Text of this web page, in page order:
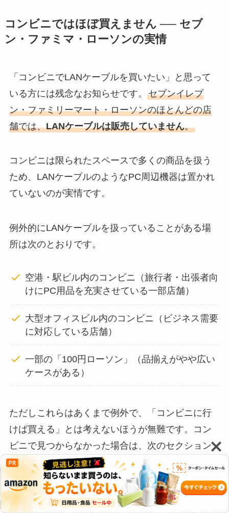
コンビニではほぼ買えません ── セブ
ン・ファミマ・ローソンの実情
「コンビニでLANケーブルを買いたい」と思って
いる方には残念なお知らせです。 セブンイレブ
ン・ファミリーマート・ローソンのほとんどの店
舗では、LANケーブルは販売していません。
コンビニは限られたスペースで多くの商品を扱う
ため、LANケーブルのようなPC周辺機器は置かれ
ていないのが実情です。
例外的にLANケーブルを扱っていることがある場
所は次のとおりです。
空港・駅ビル内のコンビニ（旅行者・出張者向
けにPC用品を充実させている一部店舗）
大型オフィスビル内のコンビニ（ビジネス需要
に対応している店舗）
一部の「100円ローソン」（品揃えがやや広い
ケースがある）
ただしこれらはあくまで例外で、「コンビニに行
けば買える」とは考えないほうが無難です。コン
ビニで見つからなかった場合は、次のセクション
で紹介する深夜対応の方法を試してみてくださ
い。